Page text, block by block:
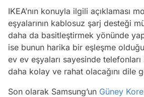
IKEA’nın konuyla ilgili açıklaması
eşyalarının kablosuz şarj desteği
daha da basitleştirmek yönünde
ise bunun harika bir eşleşme
ev ev eşyaları sayesinde
daha kolay ve rahat olacağını dile
Son olarak Samsung’un Güney Kore